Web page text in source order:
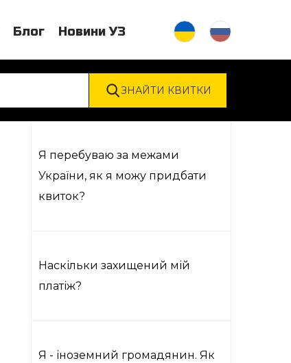
Блог Новини УЗ
Я перебуваю за межами
України, як я можу придбати
квиток?
Наскільки захищений мій
платіж?
Я - іноземний громадянин. Як